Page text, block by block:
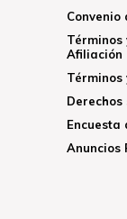
Convenio
Términos
Afiliación
Encuesta
Anuncios